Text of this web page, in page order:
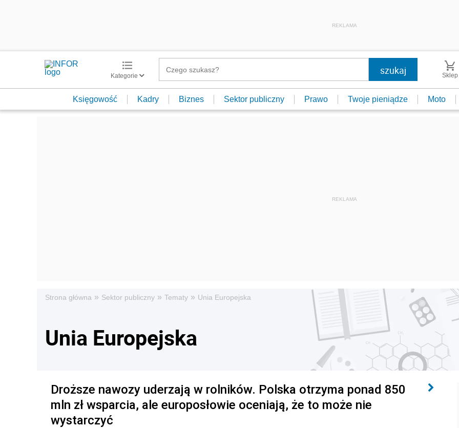
REKLAMA
Kategorie Sklep
Księgowość Kadry Biznes Sektor publiczny Prawo Twoje pieniądze Moto
Strona główna » Sektor publiczny » Tematy » Unia Europejska
Unia Europejska
Droższe nawozy uderzają w rolników. Polska otrzyma ponad 850
mln zł wsparcia, ale europosłowie oceniają, że to może nie
wystarczyć